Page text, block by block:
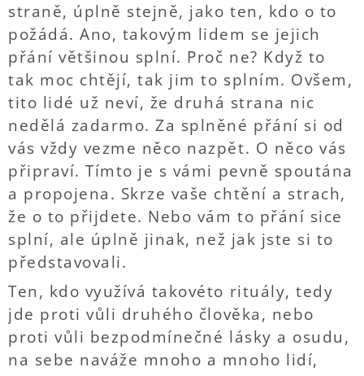
straně, úplně stejně, jako ten, kdo o to
požádá. Ano, takovým lidem se jejich
přání většinou splní. Proč ne? Když to
tak moc chtějí, tak jim to splním. Ovšem,
tito lidé už neví, že druhá strana nic
nedělá zadarmo. Za splněné přání si od
vás vždy vezme něco nazpět. O něco vás
připraví. Tímto je s vámi pevně spoutána
a propojena. Skrze vaše chtění a strach,
že o to přijdete. Nebo vám to přání sice
splní, ale úplně jinak, než jak jste si to
představovali.
Ten, kdo využívá takovéto rituály, tedy
jde proti vůli druhého člověka, nebo
proti vůli bezpodmínečné lásky a osudu,
na sebe naváže mnoho a mnoho lidí,